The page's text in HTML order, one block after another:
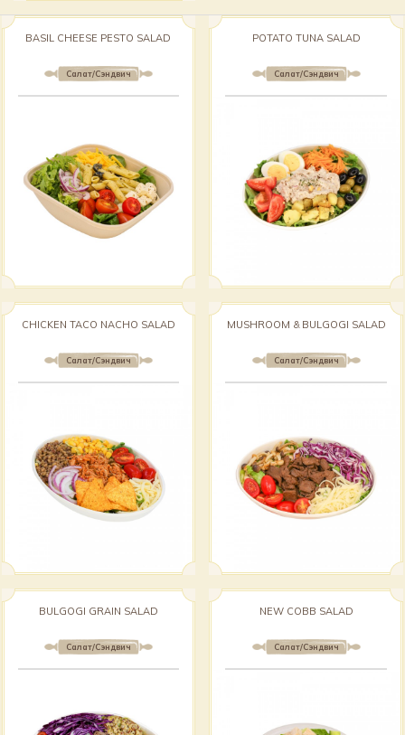
Салат/Сэндвич
BASIL CHEESE PESTO SALAD
Салат/Сэндвич
POTATO TUNA SALAD
Салат/Сэндвич
CHICKEN TACO NACHO SALAD
Салат/Сэндвич
MUSHROOM & BULGOGI SALAD
Салат/Сэндвич
BULGOGI GRAIN SALAD
Салат/Сэндвич
NEW COBB SALAD